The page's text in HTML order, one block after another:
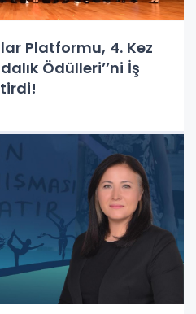
Platformu, 4. Kez
Ödülleri’’ni İş